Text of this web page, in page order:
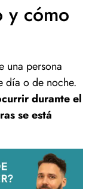
y cómo
una persona
día o de noche.
durante el
se está